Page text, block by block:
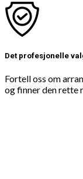
Det profesjonelle
Fortell oss om
og finner den rette